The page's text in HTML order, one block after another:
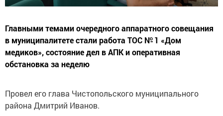
Главными темами очередного аппаратного совещания
в муниципалитете стали работа ТОС № 1 «Дом
медиков», состояние дел в АПК и оперативная
обстановка за неделю
Провел его глава Чистопольского муниципального
района Дмитрий Иванов.